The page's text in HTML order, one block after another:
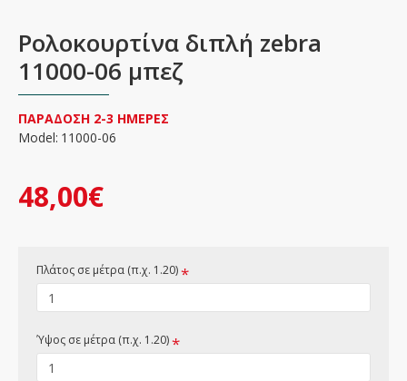
Ρολοκουρτίνα διπλή zebra
11000-06 μπεζ
48,00€
ΠΑΡΑΔΟΣΗ 2-3 ΗΜΕΡΕΣ
Model: 11000-06
Πλάτος σε μέτρα (π.χ. 1.20)
Ύψος σε μέτρα (π.χ. 1.20)